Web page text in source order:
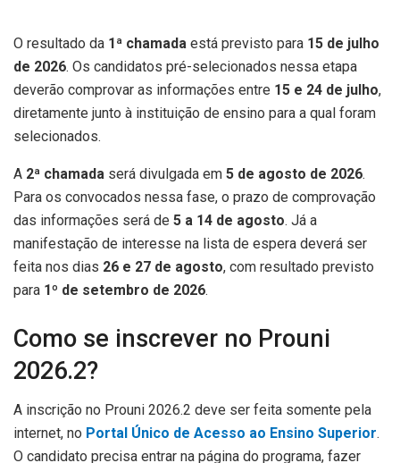
O resultado da 1ª chamada está previsto para 15 de julho
de 2026. Os candidatos pré-selecionados nessa etapa
deverão comprovar as informações entre 15 e 24 de julho,
diretamente junto à instituição de ensino para a qual foram
selecionados.
A 2ª chamada será divulgada em 5 de agosto de 2026.
Para os convocados nessa fase, o prazo de comprovação
das informações será de 5 a 14 de agosto. Já a
manifestação de interesse na lista de espera deverá ser
feita nos dias 26 e 27 de agosto, com resultado previsto
para 1º de setembro de 2026.
Como se inscrever no Prouni
2026.2?
A inscrição no Prouni 2026.2 deve ser feita somente pela
internet, no Portal Único de Acesso ao Ensino Superior.
O candidato precisa entrar na página do programa, fazer